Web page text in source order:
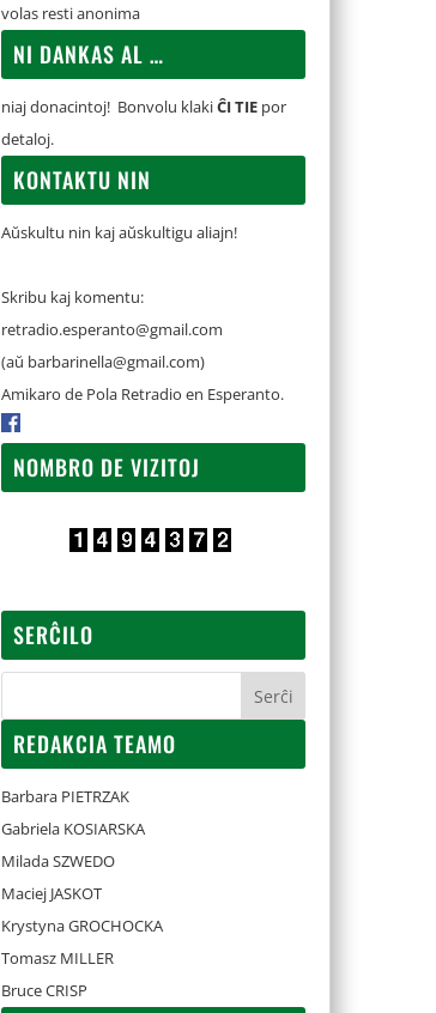
volas resti anonima
NI DANKAS AL …
niaj donacintoj! Bonvolu klakiĈI TIEpor
detaloj.
KONTAKTU NIN
Aŭskultu nin kaj aŭskultigu aliajn!
Skribu kaj komentu:
retradio.esperanto@gmail.com
(aŭ barbarinella@gmail.com)
Amikaro de Pola Retradio en Esperanto.
NOMBRO DE VIZITOJ
SERĈILO
REDAKCIA TEAMO
Barbara PIETRZAK
Gabriela KOSIARSKA
Milada SZWEDO
Maciej JASKOT
Krystyna GROCHOCKA
Tomasz MILLER
Bruce CRISP